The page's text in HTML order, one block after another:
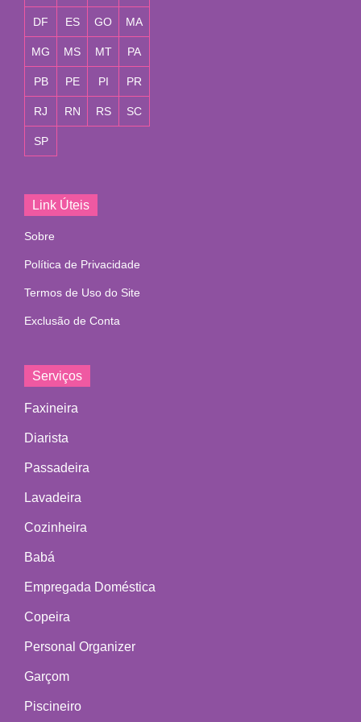
DF ES GO MA
MG MS MT PA
PB PE PI PR
RJ RN RS SC
SP
Link Úteis
Sobre
Política de Privacidade
Termos de Uso do Site
Exclusão de Conta
Serviços
Faxineira
Diarista
Passadeira
Lavadeira
Cozinheira
Babá
Empregada Doméstica
Copeira
Personal Organizer
Garçom
Piscineiro